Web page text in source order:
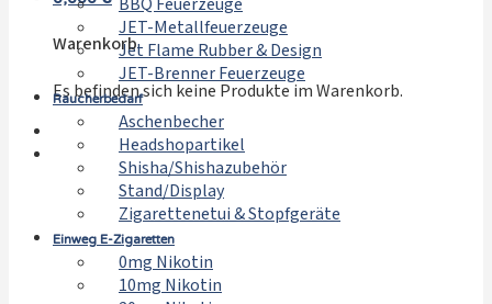
Warenkorb
Es befinden sich keine Produkte im Warenkorb.
BBQ Feuerzeuge
JET-Metallfeuerzeuge
Jet Flame Rubber & Design
JET-Brenner Feuerzeuge
Raucherbedarf
Aschenbecher
Headshopartikel
Shisha/Shishazubehör
Stand/Display
Zigarettenetui & Stopfgeräte
Einweg E-Zigaretten
0mg Nikotin
10mg Nikotin